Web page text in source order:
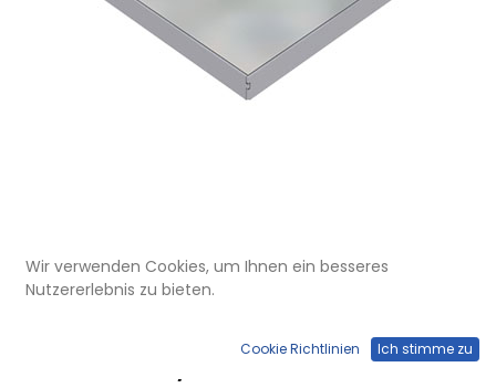
DBK 210 000
Doppelboden-Auslass DBK 210
aus Chromstahl inkl. belegtem
Wir verwenden Cookies, um Ihnen ein besseres
Nutzererlebnis zu bieten.
Cookie Richtlinien Ich stimme zu